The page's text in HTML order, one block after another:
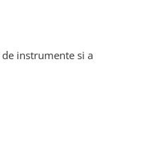
instrumente si a